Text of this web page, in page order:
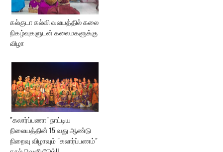
கல்குடா கல்வி வலயத்தில் கலை
நிகழ்வுகளுடன் கலைமகளுக்கு
விழா
"கலார்ப்பணா" நாட்டிய
நிலையத்தின் 15 வது ஆண்டு
நிறைவு விழாவும் "கலார்ப்பணம்"